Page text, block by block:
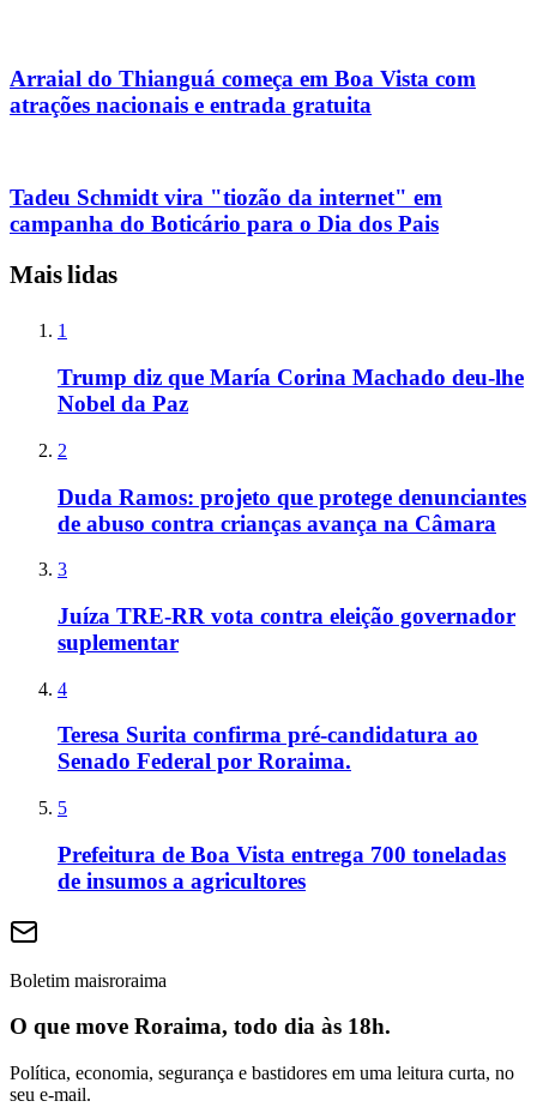
Arraial do Thianguá começa em Boa Vista com
atrações nacionais e entrada gratuita
Tadeu Schmidt vira "tiozão da internet" em
campanha do Boticário para o Dia dos Pais
Mais lidas
1
Trump diz que María Corina Machado deu-lhe
Nobel da Paz
2
Duda Ramos: projeto que protege denunciantes
de abuso contra crianças avança na Câmara
3
Juíza TRE-RR vota contra eleição governador
suplementar
4
Teresa Surita confirma pré-candidatura ao
Senado Federal por Roraima.
5
Prefeitura de Boa Vista entrega 700 toneladas
de insumos a agricultores
Boletim maisroraima
O que move Roraima, todo dia às 18h.
Política, economia, segurança e bastidores em uma leitura curta, no
seu e-mail.